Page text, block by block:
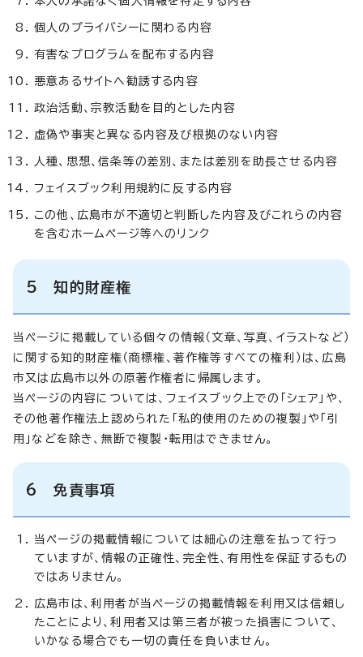
個人のプライバシーに関わる内容
有害なプログラムを配布する内容
悪意あるサイトへ勧誘する内容
政治活動、宗教活動を目的とした内容
虚偽や事実と異なる内容及び根拠のない内容
人種、思想、信条等の差別、または差別を助長させる内容
フェイスブック利用規約に反する内容
この他、広島市が不適切と判断した内容及びこれらの内容
を含むホームページ等へのリンク
5 知的財産権
当ページに掲載している個々の情報（文章、写真、イラストなど）
に関する知的財産権（商標権、著作権等すべての権利）は、広島
市又は広島市以外の原著作権者に帰属します。
当ページの内容については、フェイスブック上での「シェア」や、
その他著作権法上認められた「私的使用のための複製」や「引
用」などを除き、無断で複製・転用はできません。
6 免責事項
当ページの掲載情報については細心の注意を払って行っ
ていますが、情報の正確性、完全性、有用性を保証するもの
ではありません。
広島市は、利用者が当ページの掲載情報を利用又は信頼し
たことにより、利用者又は第三者が被った損害について、
いかなる場合でも一切の責任を負いません。